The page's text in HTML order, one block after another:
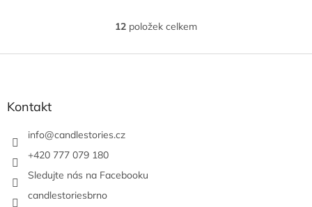
O
l
12 položek celkem
Z
Kontakt
info@candlestories.cz
+420 777 079 180
Sledujte nás na Facebooku
candlestoriesbrno